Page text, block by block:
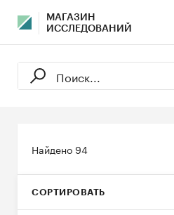
МАГАЗИН
ИССЛЕДОВАНИЙ
Найдено 94
СОРТИРОВАТЬ